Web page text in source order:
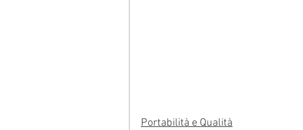
Portabilità e Qualità